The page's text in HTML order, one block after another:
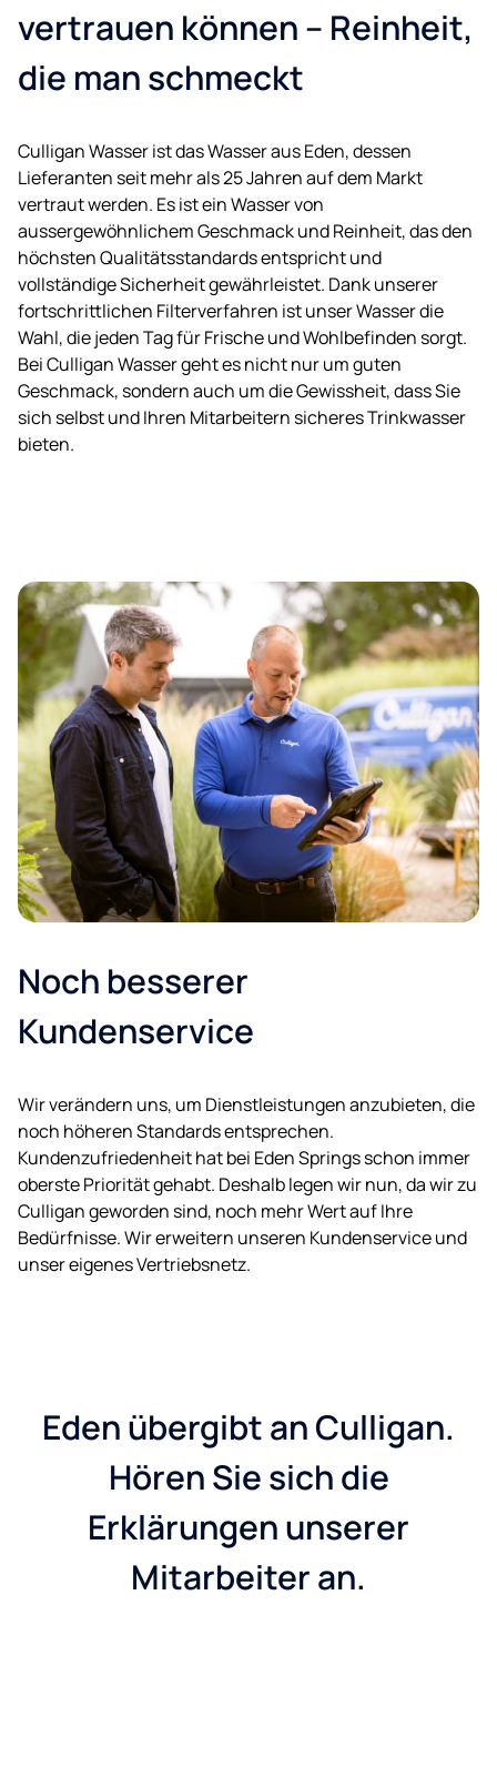
vertrauen können – Reinheit,
die man schmeckt
Culligan Wasser ist das Wasser aus Eden, dessen
Lieferanten seit mehr als 25 Jahren auf dem Markt
vertraut werden. Es ist ein Wasser von
aussergewöhnlichem Geschmack und Reinheit, das den
höchsten Qualitätsstandards entspricht und
vollständige Sicherheit gewährleistet. Dank unserer
fortschrittlichen Filterverfahren ist unser Wasser die
Wahl, die jeden Tag für Frische und Wohlbefinden sorgt.
Bei Culligan Wasser geht es nicht nur um guten
Geschmack, sondern auch um die Gewissheit, dass Sie
sich selbst und Ihren Mitarbeitern sicheres Trinkwasser
bieten.
Noch besserer
Kundenservice
Wir verändern uns, um Dienstleistungen anzubieten, die
noch höheren Standards entsprechen.
Kundenzufriedenheit hat bei Eden Springs schon immer
oberste Priorität gehabt. Deshalb legen wir nun, da wir zu
Culligan geworden sind, noch mehr Wert auf Ihre
Bedürfnisse. Wir erweitern unseren Kundenservice und
unser eigenes Vertriebsnetz.
Eden übergibt an Culligan.
Hören Sie sich die
Erklärungen unserer
Mitarbeiter an.